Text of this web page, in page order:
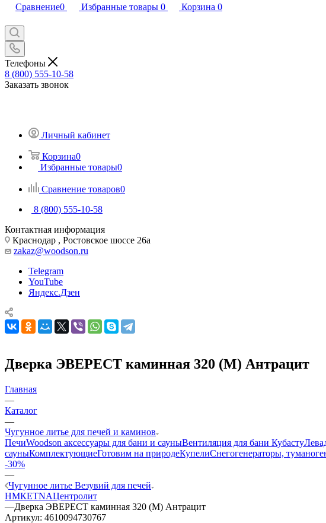
Сравнение0 Избранные товары 0 Корзина 0
Телефоны
8 (800) 555-10-58
Заказать звонок
Личный кабинет
Корзина0
Избранные товары0
Сравнение товаров0
8 (800) 555-10-58
Контактная информация
Краснодар , Ростовское шоссе 26а
zakaz@woodson.ru
Telegram
YouTube
Яндекс.Дзен
Дверка ЭВЕРЕСТ каминная 320 (М) Антрацит
Главная
—
Каталог
—
Чугунное литье для печей и каминов
ПечиWoodson аксессуары для бани и сауныВентиляция для бани Кубасту
сауныКомплектующиеГотовим на природеКупелиСнегогенераторы,
-30%
—
Чугунное литье Везувий для печей
НМКETNAЦентролит
—Дверка ЭВЕРЕСТ каминная 320 (М) Антрацит
Артикул: 4610094730767